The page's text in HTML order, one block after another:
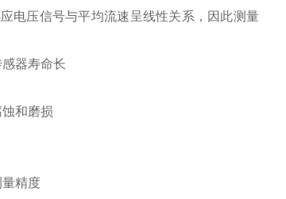
电压信号与平均流速呈线性关系，因此测量
器寿命长
和磨损
精度